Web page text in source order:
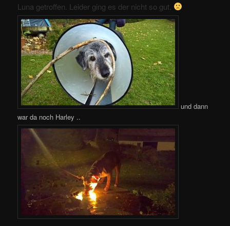
Luna getroffen. Leider ging es der nicht so gut.
und dann
war da noch Harley ..